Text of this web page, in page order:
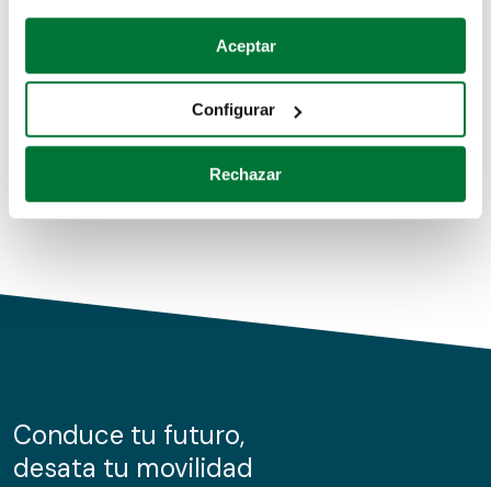
Si lo permite, también quisiéramos:
Recopilar información sobre su ubicación geográfica
Identificar su dispositivo analizándolo activamente
para buscar características específicas (huellas
Obtenga más información sobre cómo se procesan sus
de cookies.
información sobre el uso que haga del sitio web con
nuestros partners de redes sociales, publicidad y análisis
Aceptar
Configurar
Rechazar
Coches de segunda mano
Coches de km0
Conduce tu futuro,
desata tu movilidad